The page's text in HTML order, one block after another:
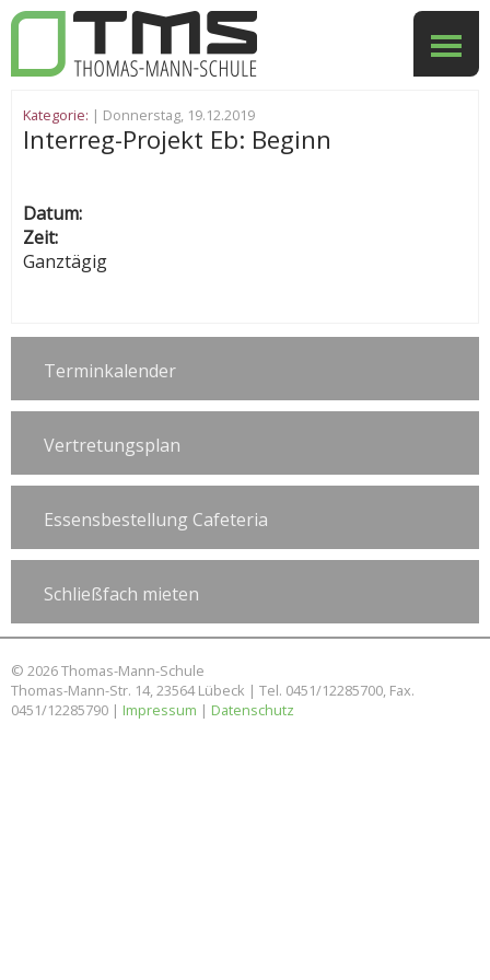
Kategorie: | Donnerstag, 19.12.2019
Interreg-Projekt Eb: Beginn
Datum:
Zeit:
Ganztägig
Terminkalender
Vertretungsplan
Essensbestellung Cafeteria
Schließfach mieten
© 2026 Thomas-Mann-Schule
Thomas-Mann-Str. 14, 23564 Lübeck | Tel. 0451/12285700, Fax.
0451/12285790 | Impressum | Datenschutz